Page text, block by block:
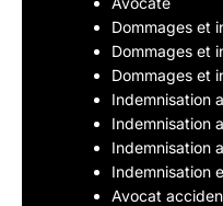
Dommages et
Dommages et
Dommages et
Indemnisation
Indemnisation
Indemnisation
Indemnisation
Avocat